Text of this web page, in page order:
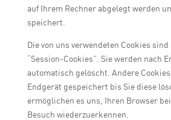
auf Ihrem Rechner abgelegt werden
speichert.
Die von uns verwendeten Cookies sind
“Session-Cookies”. Sie werden nach
automatisch gelöscht. Andere
Endgerät gespeichert bis Sie diese
ermöglichen es uns, Ihren Browser
Besuch wiederzuerkennen.